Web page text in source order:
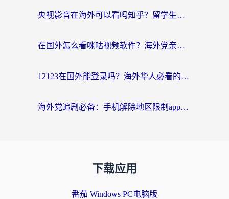
央视影音在海外可以看吗知乎？留学生亲测：3步解决地域限制+追剧自由
在国外怎么看咪咕视频软件？海外党亲测有效的回国加速方案
12123在国外能登录吗？海外华人必看的回国加速实用指南
海外党追剧必备：手机解除地区限制app怎么选？解决央视视频&国内剧地区限制全指南
下载应用
番茄 Windows PC电脑版